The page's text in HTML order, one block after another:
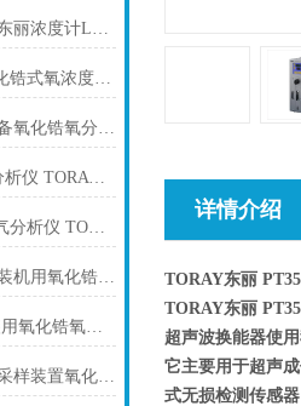
池田屋精品 TORAY东丽浓度计LC-750L产品介绍技术参数
RF-400-01半导体氧化锆式氧浓度计TORAY东丽
TORAY东丽 液晶设备氧化锆氧分析仪 LC-450D
LC-860高性能氧量分析仪 TORAY东丽
RF-400-01氧化锆氧气分析仪 TORAY东丽
TORAY东丽 食品包装机用氧化锆氧气浓度计 LF-200
LC-450F-ps食品包装用氧化锆氧气浓 度计TORAY东丽
LC-750H /PC-111 带采样装置氧化锆血氧仪 TORAY东丽
详情介绍
TORAY东丽
TORAY东丽
超声波换能器使
它主要用于超声
式无损检测传感